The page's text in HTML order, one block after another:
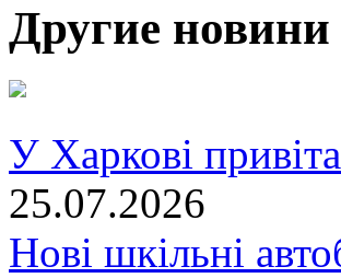
Другие новини
У Харкові
25.07.2026
Нові шкільні